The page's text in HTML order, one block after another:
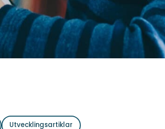
Utvecklingsartiklar